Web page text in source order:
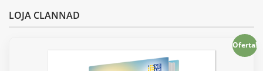
LOJA CLANNAD
Oferta!